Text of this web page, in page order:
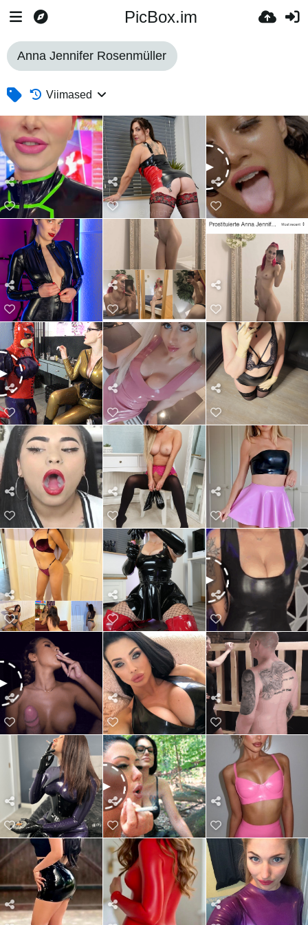
PicBox.im
Anna Jennifer Rosenmüller
Viimased